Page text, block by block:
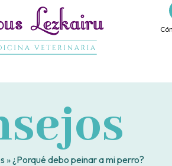
»¿Porqué debo peinar a mi perro?